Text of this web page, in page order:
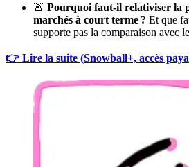
🚨 Pourquoi faut-il relativiser la
marchés à court terme ? Et que
supporte pas la comparaison avec
👉 Lire la suite (Snowball+, accès